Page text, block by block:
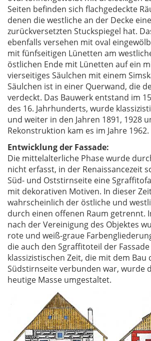
Seiten befinden sich flachgedeckte
denen die westliche an der Decke
zurückversetzten Stuckspiegel hat.
ebenfalls versehen mit oval
mit fünfseitigen Lünetten am
östlichen Ende mit Lünetten auf ein
vierseitiges Säulchen mit einem
Säulchen ist in einer Querwand, die
verdeckt. Das Bauwerk entstand im
des 16. Jahrhunderts, wurde
und weiter in den Jahren 1891, 1928
Rekonstruktion kam es im Jahre 1962.
Entwicklung der Fassade:
Die mittelalterliche Phase wurde
nicht erfasst, in der Renaissancezeit
Süd- und Oststirnseite eine
mit dekorativen Motiven. In dieser
wahrscheinlich der östliche und
durch einen offenen Raum getrennt.
nach der Vereinigung des Objektes
rote und weiß-graue
die auch den Sgraffitoteil der
klassizistischen Zeit, die mit dem Bau
Südstirnseite verbunden war, wurde
heutige Masse umgestaltet.